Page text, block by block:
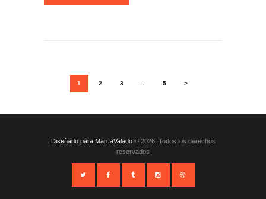
NAVEGACIÓN DE ENTRADAS
PAGE
1 PAGE
2 PAGE
3 PAGE
5 >
Diseñado para MarcaValado© 2026. Todos los derechos
reservados